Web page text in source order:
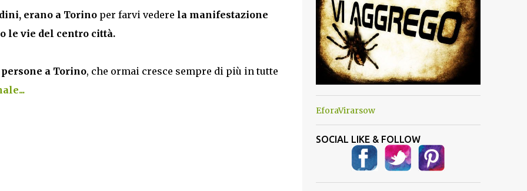
erano a Torino per farvi vedere la manifestazione
le vie del centro città.
a Torino, che ormai cresce sempre di più in tutte
EforaVirarsow
SOCIAL LIKE & FOLLOW